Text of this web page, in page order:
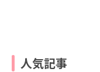
人気記事